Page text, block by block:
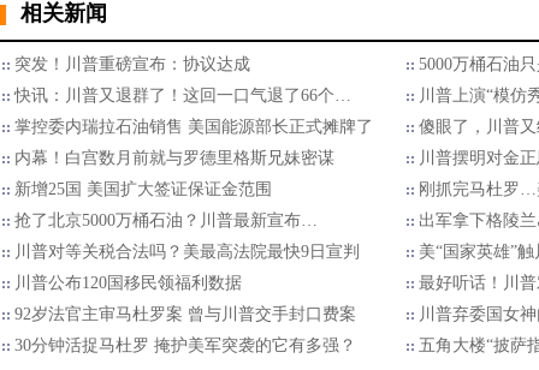
相关新闻
突发！川普重磅宣布：协议达成
5000万桶石油
快讯：川普又退群了！这回一口气退了66个…
川普上演“模仿
掌控委内瑞拉石油销售 美国能源部长正式摊牌了
傻眼了，川普
内幕！白宫数月前就与罗德里格斯兄妹密谋
川普摆明对金
新增25国 美国扩大签证保证金范围
刚抓完马杜罗…
抢了北京5000万桶石油？川普最新宣布…
出军拿下格陵
川普对等关税合法吗？美最高法院最快9日宣判
美“国家英雄”
川普公布120国移民领福利数据
最好听话！川
92岁法官主审马杜罗案 曾与川普交手封口费案
川普弃委国女
30分钟活捉马杜罗 掩护美军突袭的它有多强？
五角大楼“披萨